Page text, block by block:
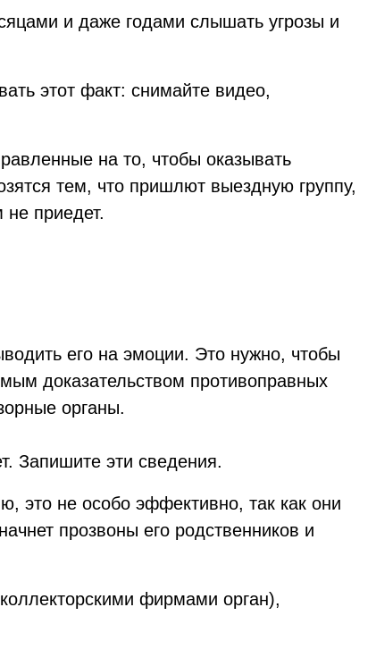
и даже годами слышать угрозы и
этот факт: снимайте видео,
на то, чтобы оказывать
тем, что пришлют выездную группу,
приедет.
его на эмоции. Это нужно, чтобы
доказательством противоправных
органы.
Запишите эти сведения.
это не особо эффективно, так как они
прозвоны его родственников и
фирмами орган),